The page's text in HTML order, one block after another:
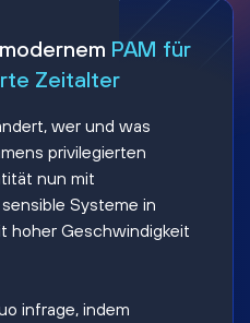
PAM für
Zeitalter
wer und was
privilegierten
nun mit
Systeme in
hoher Geschwindigkeit
infrage, indem